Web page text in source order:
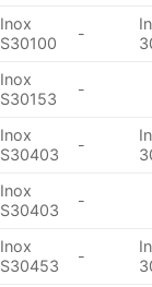
Inox
S30100
-
Inox
S30153
-
Inox
S30403
-
Inox
S30403
-
Inox
S30453
-